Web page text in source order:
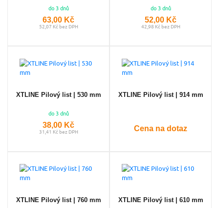
do 3 dnů
63,00 Kč
52,07 Kč bez DPH
do 3 dnů
52,00 Kč
42,98 Kč bez DPH
XTLINE Pilový list | 530 mm
do 3 dnů
38,00 Kč
31,41 Kč bez DPH
XTLINE Pilový list | 914 mm
Cena na dotaz
XTLINE Pilový list | 760 mm XTLINE Pilový list | 610 mm